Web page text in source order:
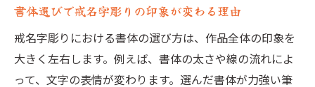
書体の選び方で故人の思いを美しく表現す
る
感謝を込めた戒名字彫りの書体の選び方
書体選びにおける感謝の意の表現方法
書体選びで戒名字彫りの印象が変わる理由
戒名字彫りにおける書体の選び方は、作品全体の印象を
大きく左右します。例えば、書体の太さや線の流れによ
って、文字の表情が変わります。選んだ書体が力強い筆